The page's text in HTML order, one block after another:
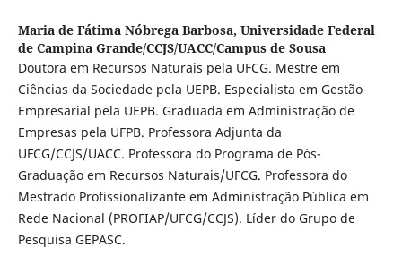
Maria de Fátima Nóbrega Barbosa, Universidade Federal
de Campina Grande/CCJS/UACC/Campus de Sousa
Doutora em Recursos Naturais pela UFCG. Mestre em
Ciências da Sociedade pela UEPB. Especialista em Gestão
Empresarial pela UEPB. Graduada em Administração de
Empresas pela UFPB. Professora Adjunta da
UFCG/CCJS/UACC. Professora do Programa de Pós-
Graduação em Recursos Naturais/UFCG. Professora do
Mestrado Profissionalizante em Administração Pública em
Rede Nacional (PROFIAP/UFCG/CCJS). Líder do Grupo de
Pesquisa GEPASC.